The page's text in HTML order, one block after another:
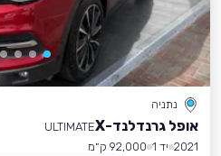
נתניה
אופל גרנדלנד-X
ULTIMATE
2021 יד 1
92,000 ק״מ